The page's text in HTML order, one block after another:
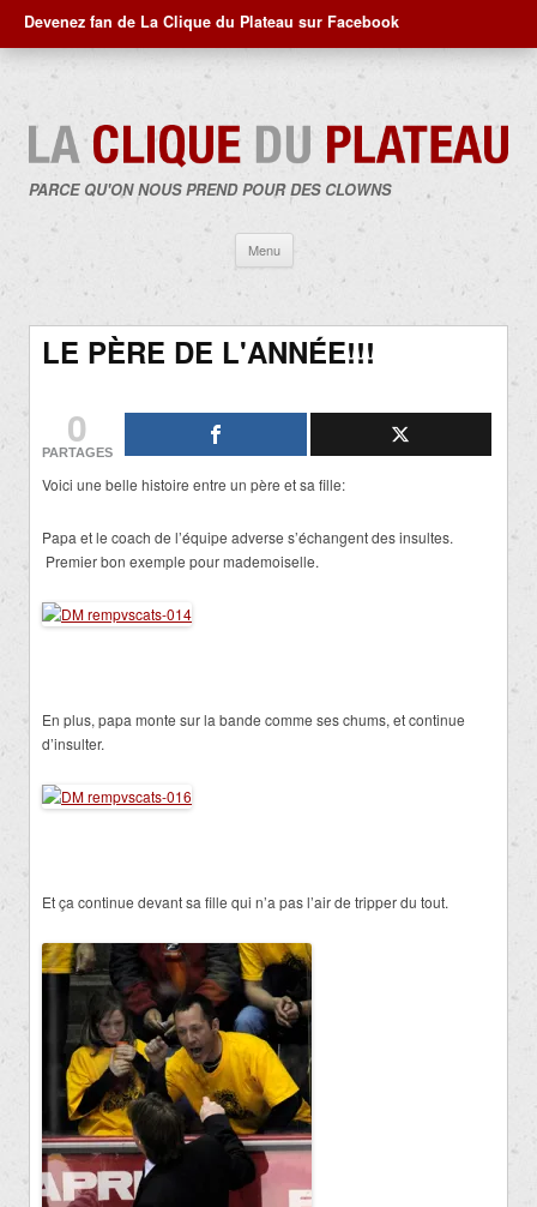
Devenez fan de La Clique du Plateau sur Facebook
PARCE QU'ON NOUS PREND POUR DES CLOWNS
Menu
contenu
LE PÈRE DE L'ANNÉE!!!
0
PARTAGES
Voici une belle histoire entre un père et sa fille:
Papa et le coach de l’équipe adverse s’échangent des insultes.
Premier bon exemple pour mademoiselle.
En plus, papa monte sur la bande comme ses chums, et continue
d’insulter.
Et ça continue devant sa fille qui n’a pas l’air de tripper du tout.